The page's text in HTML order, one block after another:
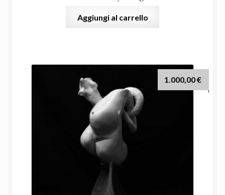
Aggiungi al carrello
1.000,00€